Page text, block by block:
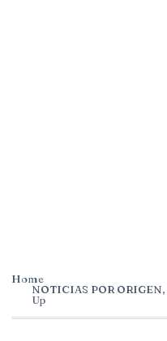
Home
NOTICIAS POR ORIGEN,
Up